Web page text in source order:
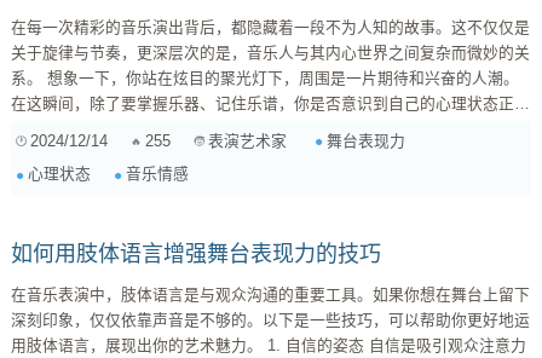
在每一次精彩的音乐演出背后，都隐藏着一段不为人知的故事。这不仅仅是
关于旋律与节奏，更深层次的是，音乐人与其内心世界之间复杂而微妙的关
系。 想象一下，你站在炫目的聚光灯下，周围是一片期待和兴奋的人潮。
在这瞬间，除了要掌握乐器、记住乐谱，你是否意识到自己的心理状态正悄
情绪变化会直接影响他们在舞台上的表现。如果你此刻感到紧张或焦虑，这
种负面情绪可能使得你的手指僵硬，甚至音色变得暗淡无光。相反，当你放
2024/12/14 255 表演艺术家
舞台表现力
心理状态
音乐情感
如何用肢体语言增强舞台表现力的技巧
在音乐表演中，肢体语言是与观众沟通的重要工具。如果你想在舞台上留下
深刻印象，仅仅依靠声音是不够的。以下是一些技巧，可以帮助你更好地运
用肢体语言，展现出你的艺术魅力。 1. 自信的姿态 自信是吸引观众注意力